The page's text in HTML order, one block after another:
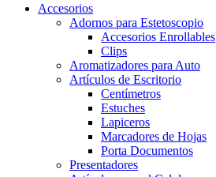
Accesorios
Adornos para Estetoscopio
Accesorios Enrollables
Clips
Aromatizadores para Auto
Artículos de Escritorio
Centímetros
Estuches
Lapiceros
Marcadores de Hojas
Porta Documentos
Presentadores